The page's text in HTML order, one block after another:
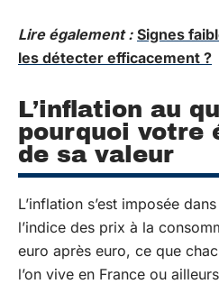
Lire également : Signes
les détecter efficacement ?
L’inflation au
pourquoi votre
de sa valeur
L’inflation s’est imposée
l’indice des prix à la
euro après euro, ce que
l’on vive en France ou